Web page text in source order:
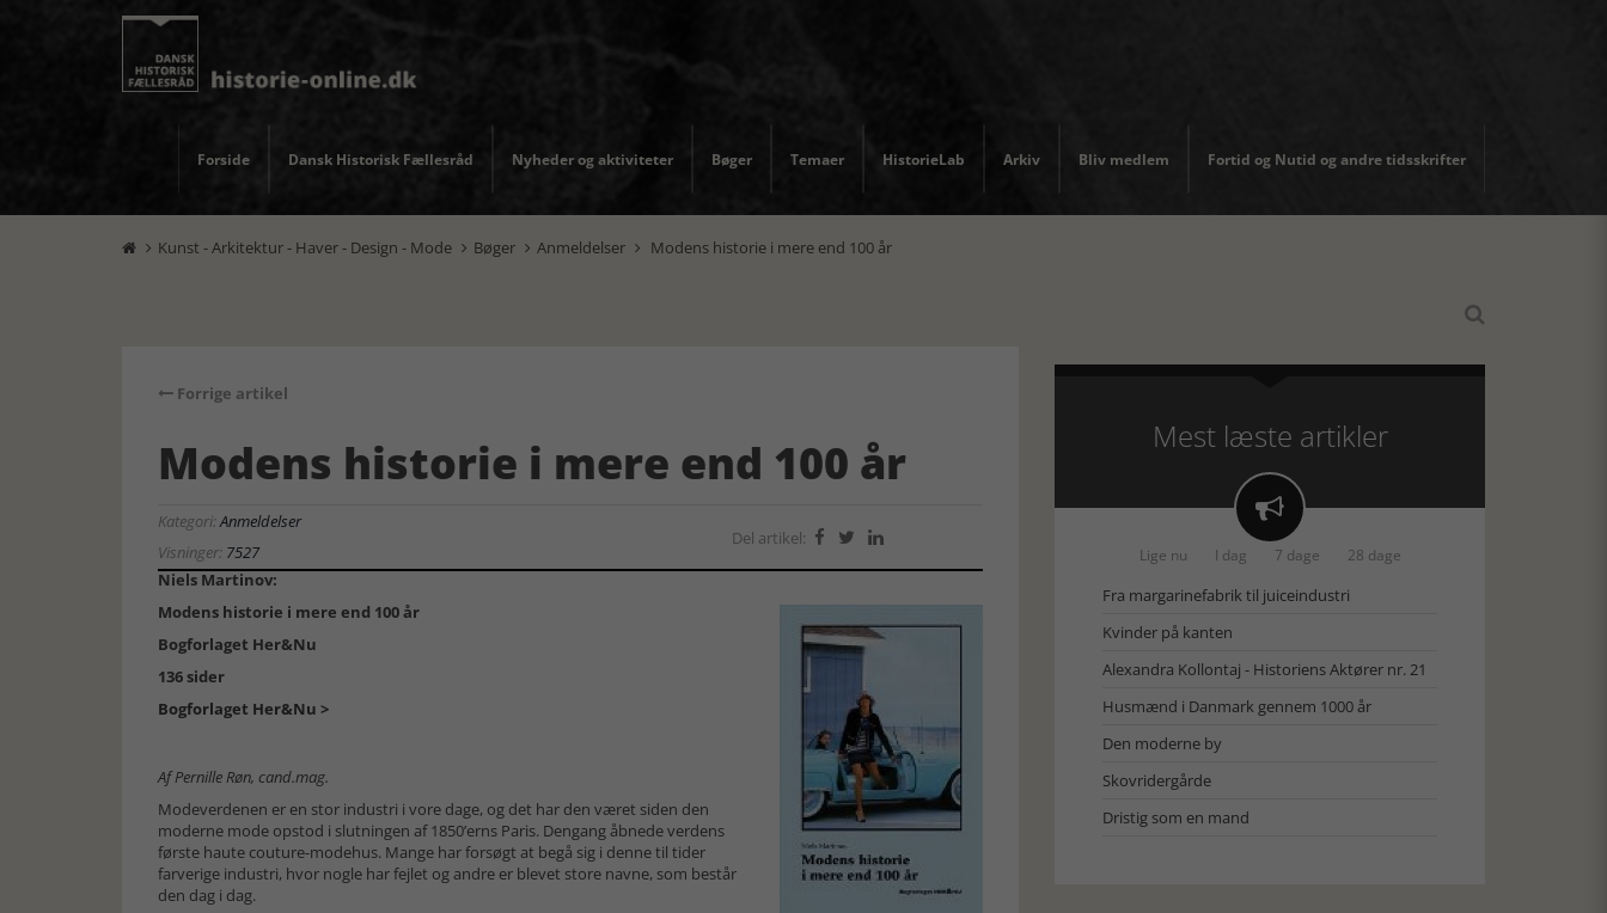
Forside Dansk Historisk Fællesråd Nyheder og aktiviteter Bøger Temaer HistorieLab Arkiv Bliv medlem Fortid og Nutid og andre tidsskrifter
 Kunst - Arkitektur - Haver - Design - Mode  Bøger  Anmeldelser  Modens historie i mere end 100 år

Forrige artikel
Modens historie i mere end 100 år
Kategori:Anmeldelser
Visninger: 7527
Del artikel:   
Niels Martinov:
Modens historie i mere end 100 år
Bogforlaget Her&Nu
136 sider
Bogforlaget Her&Nu >
Af Pernille Røn, cand.mag.
Modeverdenen er en stor industri i vore dage, og det har den været siden den
moderne mode opstod i slutningen af 1850’erns Paris. Dengang åbnede verdens
første haute couture-modehus. Mange har forsøgt at begå sig i denne til tider
farverige industri, hvor nogle har fejlet og andre er blevet store navne, som består
den dag i dag.
Mest læste artikler

Lige nu I dag 7 dage 28 dage
Fra margarinefabrik til juiceindustri
Kvinder på kanten
Alexandra Kollontaj - Historiens Aktører nr. 21
Husmænd i Danmark gennem 1000 år
Den moderne by
Skovridergårde
Dristig som en mand